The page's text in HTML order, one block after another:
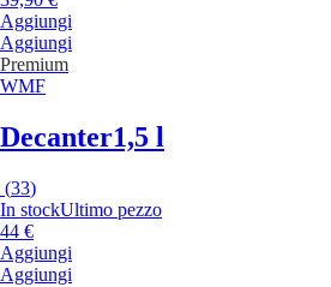
Aggiungi
Aggiungi
Premium
WMF
Decanter1,5 l
(33)
In stockUltimo pezzo
44 €
Aggiungi
Aggiungi